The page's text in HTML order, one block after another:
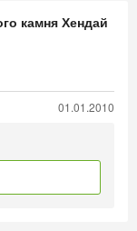
камня Хендай
01.01.2010